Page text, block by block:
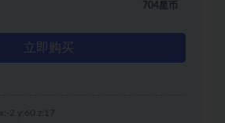
704星币
立即购买
x:-2 y:60 z:17